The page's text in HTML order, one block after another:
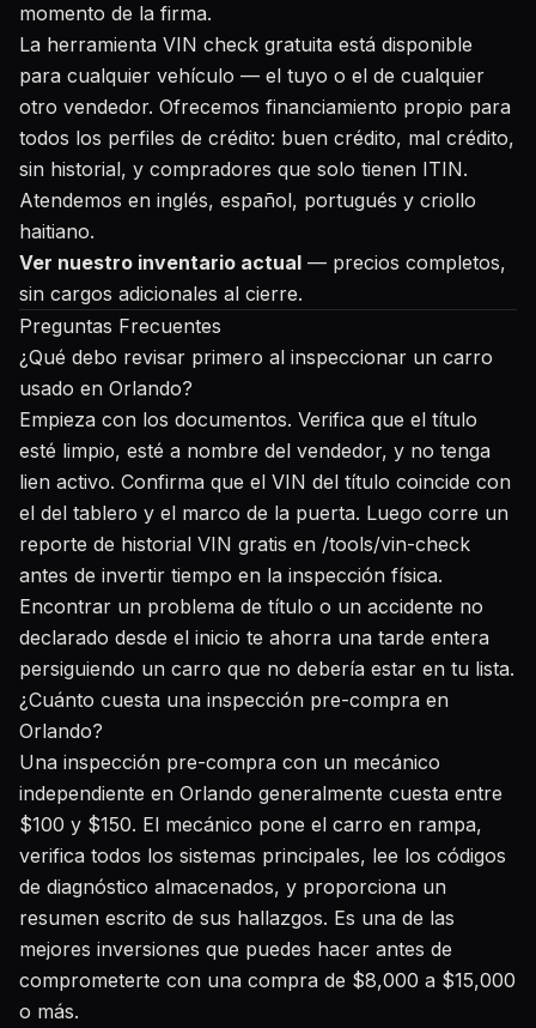
momento de la firma.
La herramienta VIN check gratuita está disponible
para cualquier vehículo — el tuyo o el de cualquier
otro vendedor. Ofrecemos financiamiento propio para
todos los perfiles de crédito: buen crédito, mal crédito,
sin historial, y compradores que solo tienen ITIN.
Atendemos en inglés, español, portugués y criollo
haitiano.
Ver nuestro inventario actual — precios completos,
sin cargos adicionales al cierre.
Preguntas Frecuentes
¿Qué debo revisar primero al inspeccionar un carro
usado en Orlando?
Empieza con los documentos. Verifica que el título
esté limpio, esté a nombre del vendedor, y no tenga
lien activo. Confirma que el VIN del título coincide con
el del tablero y el marco de la puerta. Luego corre un
reporte de historial VIN gratis en /tools/vin-check
antes de invertir tiempo en la inspección física.
Encontrar un problema de título o un accidente no
declarado desde el inicio te ahorra una tarde entera
persiguiendo un carro que no debería estar en tu lista.
¿Cuánto cuesta una inspección pre-compra en
Orlando?
Una inspección pre-compra con un mecánico
independiente en Orlando generalmente cuesta entre
$100 y $150. El mecánico pone el carro en rampa,
verifica todos los sistemas principales, lee los códigos
de diagnóstico almacenados, y proporciona un
resumen escrito de sus hallazgos. Es una de las
mejores inversiones que puedes hacer antes de
comprometerte con una compra de $8,000 a $15,000
o más.